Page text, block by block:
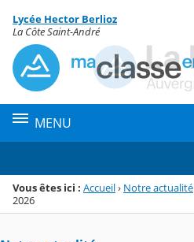
Menu de la rubrique
Contenu
Lycée Hector Berlioz
La Côte Saint-André
MENU
Vous êtes ici : Accueil› Notre actualité
2026